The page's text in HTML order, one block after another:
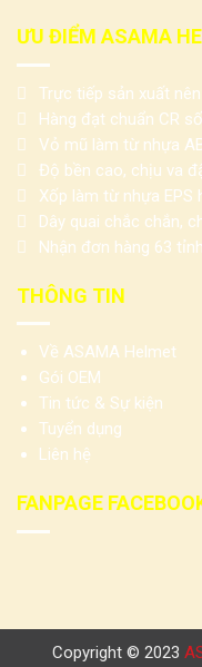
ƯU ĐIỂM ASAMA
Trực tiếp sản xuất
Hàng đạt chuẩn CR
Vỏ mũ làm từ nhựa
Độ bền cao, chịu va
Xốp làm từ nhựa
Dây quai chắc chắn,
Nhận đơn hàng 63
THÔNG TIN
Về ASAMA Helmet
Gói OEM
Tin tức & Sự kiện
Tuyển dụng
Liên hệ
FANPAGE
Copyright © 2023